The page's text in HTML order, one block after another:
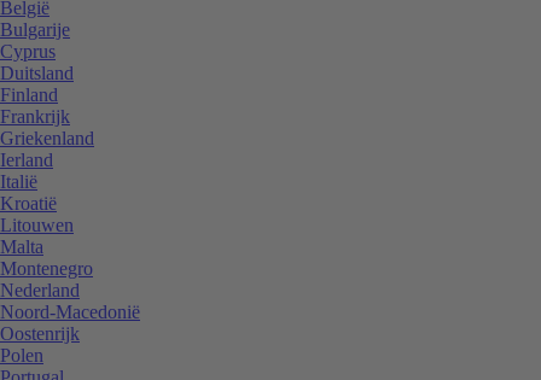
België
Bulgarije
Cyprus
Duitsland
Finland
Frankrijk
Griekenland
Ierland
Italië
Kroatië
Litouwen
Malta
Montenegro
Nederland
Noord-Macedonië
Oostenrijk
Polen